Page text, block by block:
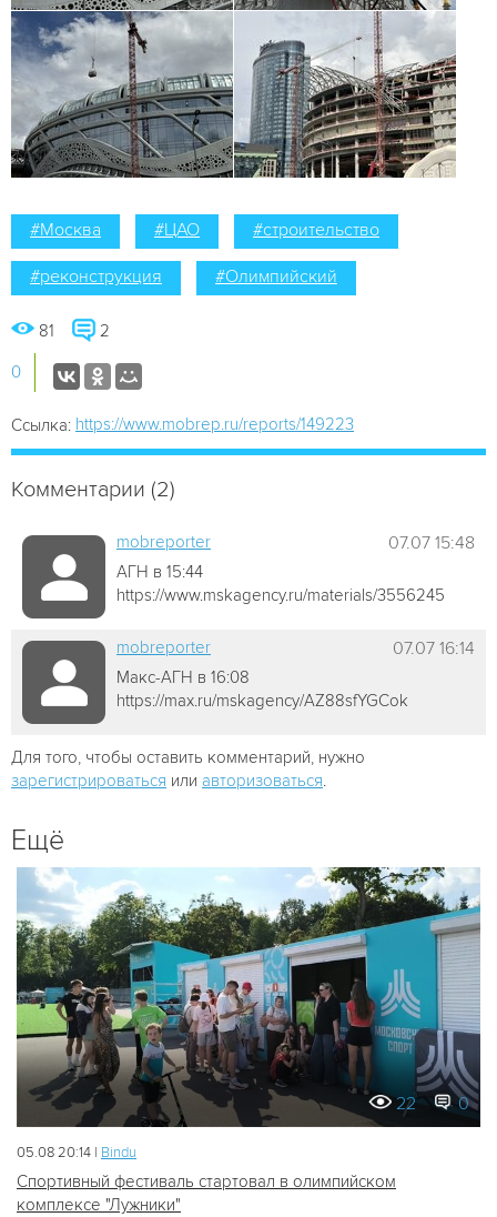
#Москва #ЦАО #строительство
#реконструкция #Олимпийский
81 2
0
Ссылка: https://www.mobrep.ru/reports/149223
Комментарии (2)
mobreporter 07.07 15:48
АГН в 15:44
https://www.mskagency.ru/materials/3556245
mobreporter 07.07 16:14
Макс-АГН в 16:08
https://max.ru/mskagency/AZ88sfYGCok
Для того, чтобы оставить комментарий, нужно
зарегистрироваться или авторизоваться
Ещё
22 0
05.08 20:14 | Bindu
Спортивный фестиваль стартовал в олимпийском
комплексе "Лужники"